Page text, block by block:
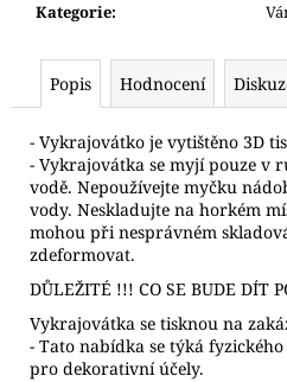
Kategorie:
Popis Hodnocení
- Vykrajovátko je vytištěno 3D
- Vykrajovátka se myjí pouze v
vodě. Nepoužívejte myčku
vody. Neskladujte na horkém
mohou při nesprávném
zdeformovat.
DŮLEŽITÉ !!! CO SE BUDE DÍT
Vykrajovátka se tisknou na
- Tato nabídka se týká
pro dekorativní účely.
103